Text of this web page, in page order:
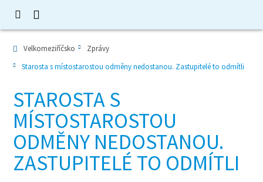
Velkomeziříčsko
Zprávy
Starosta s místostarostou odměny nedostanou. Zastupitelé to odmítli
STAROSTA S
MÍSTOSTAROSTOU
ODMĚNY NEDOSTANOU.
ZASTUPITELÉ TO ODMÍTLI